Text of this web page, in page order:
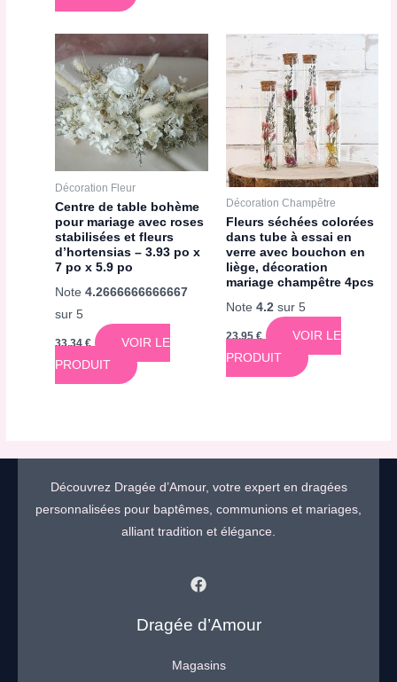
Décoration Fleur
Centre de table bohème
pour mariage avec roses
stabilisées et fleurs
d’hortensias – 3.93 po x
7 po x 5.9 po
Note4.2666666666667
sur 5
33,34€
VOIR LE
PRODUIT
Décoration Champêtre
Fleurs séchées colorées
dans tube à essai en
verre avec bouchon en
liège, décoration
mariage champêtre 4pcs
Note 4.2sur 5
23,95€
VOIR LE
PRODUIT
Découvrez Dragée d’Amour, votre expert en dragées
personnalisées pour baptêmes, communions et mariages,
alliant tradition et élégance.
Dragée d’Amour
Magasins